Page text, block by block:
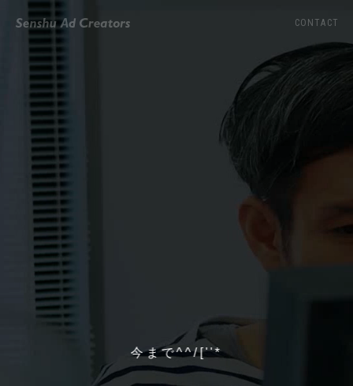
CONTACT
今までになか!!#!#&}